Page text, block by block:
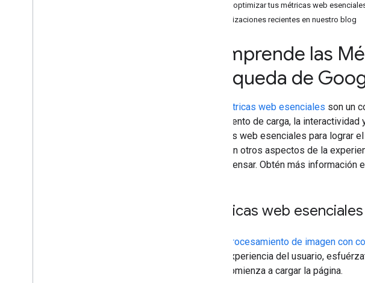
Cómo optimizar tus métricas web
Actualizaciones recientes en nuestro blog
Comprende las
Búsqueda de
Métricas web esenciales son un
rendimiento de carga, la
métricas web esenciales para lograr
junto con otros aspectos de la
recompensar. Obtén más información
Métricas web esenciales
Procesamiento de imagen con
experiencia del usuario,
comienza a cargar la página.